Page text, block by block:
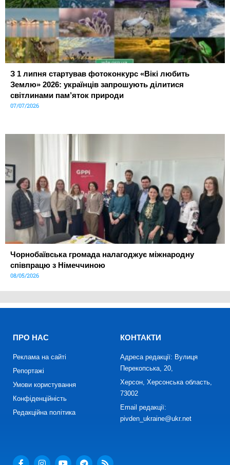
З 1 липня стартував фотоконкурс «Вікі любить
Землю» 2026: українців запрошують ділитися
світлинами пам’яток природи
07/07/2026
Чорнобаївська громада налагоджує міжнародну
співпрацю з Німеччиною
08/05/2026
ПРО НАС
Реклама на сайті
Репортажі
Умови користування
Конфіденційність
Редакційна політика
КОНТАКТИ
Адреса редакції: Вулиця
Перекопська, 20,
Херсон, Херсонська область,
73002
Email редакції:
pivden_ukraine@ukr.net